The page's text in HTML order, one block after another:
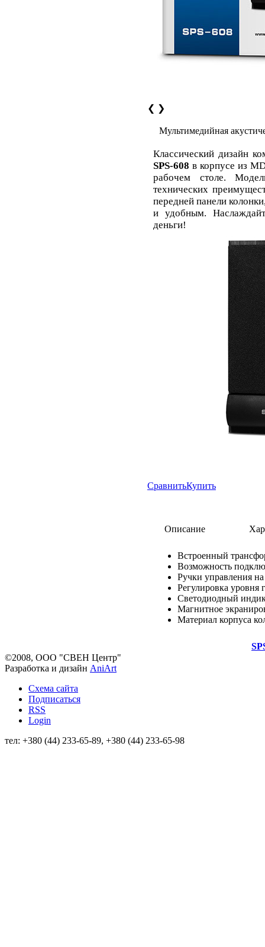
❮ ❯
Мультимедийная
Классический дизайн
SPS-608 в корпусе из
рабочем столе.
технических
передней панели
и удобным.
деньги!
СравнитьКупить
Описание
Встроенный
Возможность
Ручки управления
Регулировка уровня
Светодиодный
Магнитное
Материал корпуса
©2008, ООО "СВЕН Центр"
Разработка и дизайн AniArt
Схема сайта
Подписаться
RSS
Login
тел: +380 (44) 233-65-89, +380 (44) 233-65-98